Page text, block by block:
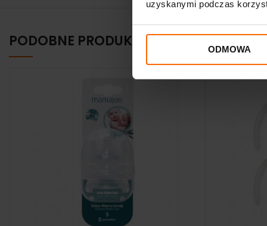
uzyskanymi podczas
ODMOWA
PODOBNE PRODUKTY